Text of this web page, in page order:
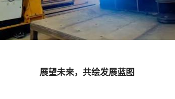
展望未来，共绘发展蓝图